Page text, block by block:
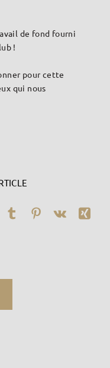
de fond fourni
!
pour cette
qui nous
TumblrPinterest
Vk